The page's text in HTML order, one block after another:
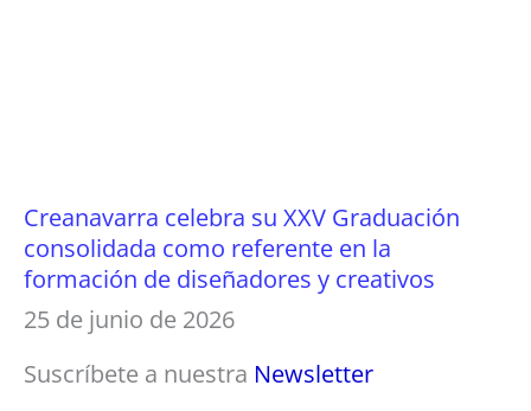
Creanavarra celebra su XXV Graduación
consolidada como referente en la
formación de diseñadores y creativos
25 de junio de 2026
Suscríbete a nuestra Newsletter